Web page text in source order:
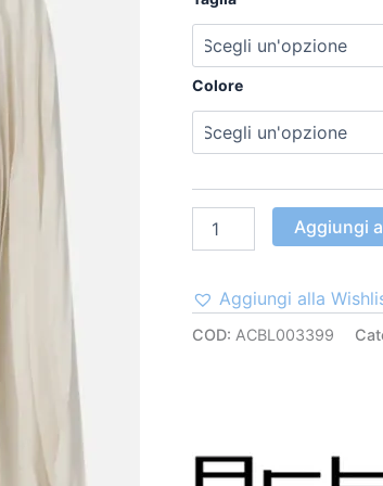
Colore
Aggiungi
Aggiungi alla
COD: ACBL003399